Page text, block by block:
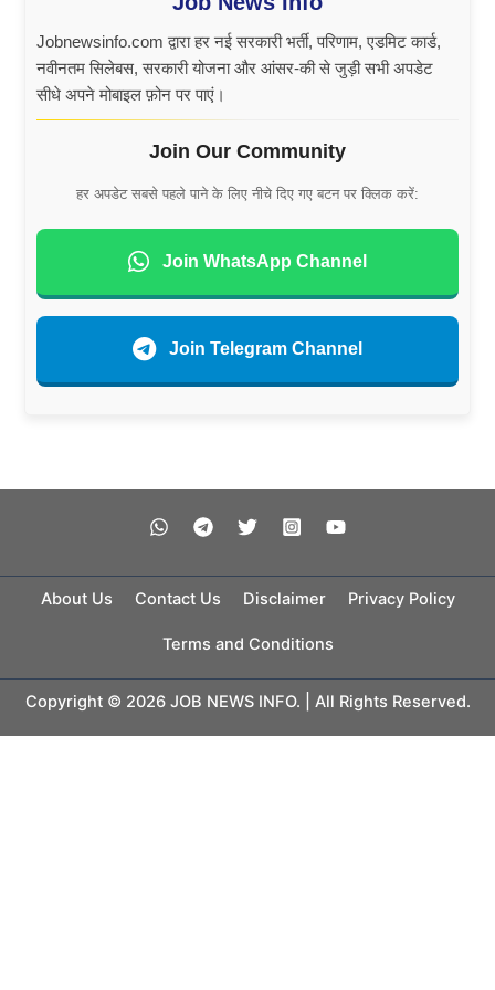
Jobnewsinfo.com द्वारा हर नई सरकारी भर्ती, परिणाम, एडमिट कार्ड,
नवीनतम सिलेबस, सरकारी योजना और आंसर-की से जुड़ी सभी अपडेट
सीधे अपने मोबाइल फ़ोन पर पाएं।
Join Our Community
हर अपडेट सबसे पहले पाने के लिए नीचे दिए गए बटन पर क्लिक करें:
Join WhatsApp Channel
Join Telegram Channel
About Us Contact Us Disclaimer Privacy Policy
Terms and Conditions
Copyright © 2026 JOB NEWS INFO. | All Rights Reserved.